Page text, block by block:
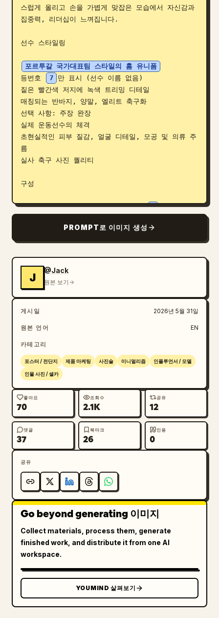
스럽게 올리고 손을 가볍게 맞잡은 모습에서 자신감과
집중력, 리더십이 느껴집니다.
선수 스타일링
포르투갈 국가대표팀 스타일의 홈 유니폼
등번호
7
만 표시 (선수 이름 없음)
짙은 빨간색 저지에 녹색 트리밍 디테일
매칭되는 반바지, 양말, 엘리트 축구화
선택 사항: 주장 완장
실제 운동선수의 체격
초현실적인 피부 질감, 얼굴 디테일, 모공 및 의류 주
름
실사 축구 사진 퀄리티
구성
선수 뒤에 배치된 커다란 반투명 숫자 7 를 지배적인
받침대나 바닥 디자인에 통합된 추가적인 대형 "
완벽하게 중앙 정렬된 대칭 구도
얇은 테크니컬 UI 스타일의 스포츠 그래픽
레이아웃 곳곳에 은은하게 배치된 작은 포르투갈 국기
포인트
한쪽 구석에 배치된 FIFA 월드컵 2026 스타일의 토너
먼트 배지
여백의 미를 강조한 구성
비주얼 디자인 언어
현대적인 월드컵 캠페인 아트워크에서 영감을 받음
컨템포러리 축구 광고
미니멀한 그래픽 디자인
프리미엄 선수 인물 사진
깔끔한 타이포그래피 계층 구조
선수 이름, 사인, 서명 또는 개인적인 텍스트 없음
색상 팔레트
포르투갈 국가대표 축구팀의 아이덴티티 활용:
풍부한 진홍색
부드러운 골드 포인트
따뜻한 아이보리 및 베이지 뉴트럴 톤
조명
부드러운 영화 같은 스튜디오 조명
선수 주변의 은은한 림 라이트
PROMPT로 이미지 생성
J
@Jack
원본 보기
게시일 2026년 5월 31일
원본 언어 EN
카테고리
포스터 / 전단지 제품 마케팅 사진술 미니멀리즘 인플루언서 / 모델
인물 사진 / 셀카
좋아요
70
조회수
2.1K
공유
12
댓글
37
북마크
26
인용
0
공유
Go beyond generating 이미지
Collect materials, process them, generate
finished work, and distribute it from one AI
workspace.
YOUMIND 살펴보기